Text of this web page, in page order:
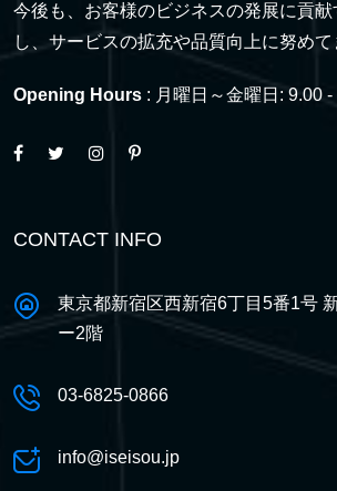
今後も、お客様のビジネスの発展に貢
し、サービスの拡充や品質向上に努めて
Opening Hours : 月曜日～金曜日: 9.00 -
CONTACT INFO
東京都新宿区西新宿6丁目5番1号
ー2階
03-6825-0866
info@iseisou.jp